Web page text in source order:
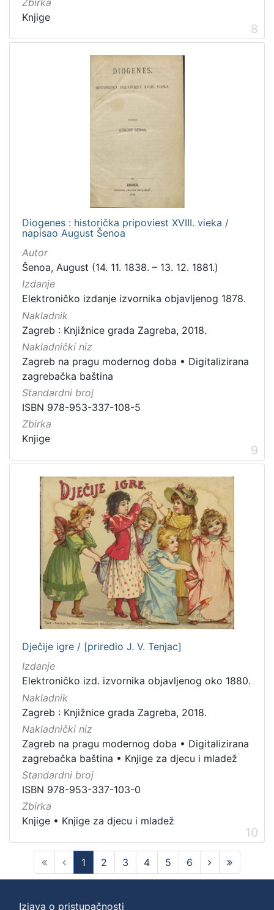
Zbirka
Knjige
8
Diogenes : historička pripoviest XVIII. vieka /
napisao August Šenoa
Autor
Šenoa, August (14. 11. 1838. – 13. 12. 1881.)
Izdanje
Elektroničko izdanje izvornika objavljenog 1878.
Nakladnik
Zagreb : Knjižnice grada Zagreba, 2018.
Nakladnički niz
Zagreb na pragu modernog doba • Digitalizirana
zagrebačka baština
Standardni broj
ISBN 978-953-337-108-5
Zbirka
Knjige
9
Dječije igre / [priredio J. V. Tenjac]
Izdanje
Elektroničko izd. izvornika objavljenog oko 1880.
Nakladnik
Zagreb : Knjižnice grada Zagreba, 2018.
Nakladnički niz
Zagreb na pragu modernog doba • Digitalizirana
zagrebačka baština • Knjige za djecu i mladež
Standardni broj
ISBN 978-953-337-103-0
Zbirka
Knjige • Knjige za djecu i mladež
10
1
(current)
2 3 4 5 6
Izjava o pristupačnosti